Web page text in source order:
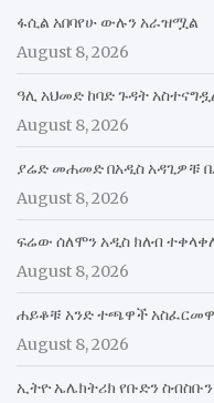
ፋሲል አበባየሁ ውሉን አራዝሟል
August 8, 2026
ዓሊ አህመድ ከባድ ጉዳት
August 8, 2026
ያሬድ መሐመድ በአዲስ አዳጊዎቹ
August 8, 2026
ፍሬው ሰለሞን አዲስ ክለብ
August 8, 2026
ሐይቆቹ አንድ ተጫዋች
August 8, 2026
ኢትዮ ኤሌክትሪክ የቡድን